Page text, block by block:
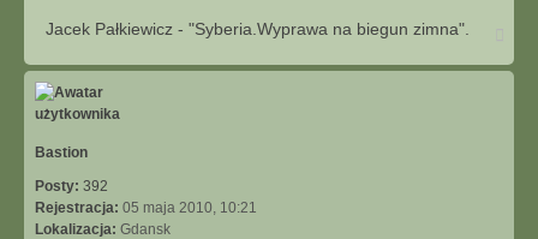
Jacek Pałkiewicz - "Syberia.Wyprawa na biegun zimna".
g
Bastion
Posty: 392
Rejestracja: 05 maja 2010, 10:21
Lokalizacja: Gdansk